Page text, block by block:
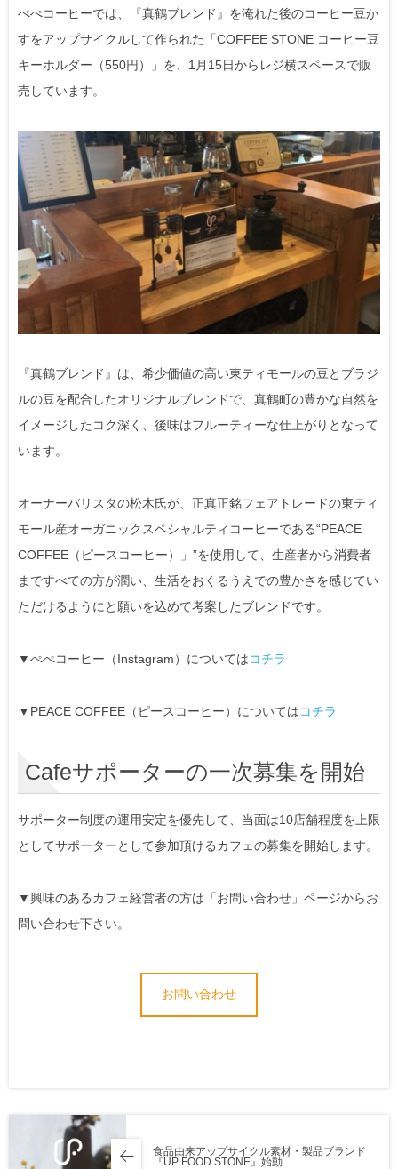
ぺぺコーヒーでは、『真鶴ブレンド』を淹れた後のコーヒー豆か
すをアップサイクルして作られた「COFFEE STONE コーヒー豆
キーホルダー（550円）」を、1月15日からレジ横スペースで販
売しています。
『真鶴ブレンド』は、希少価値の高い東ティモールの豆とブラジ
ルの豆を配合したオリジナルブレンドで、真鶴町の豊かな自然を
イメージしたコク深く、後味はフルーティーな仕上がりとなって
います。
オーナーバリスタの松木氏が、正真正銘フェアトレードの東ティ
モール産オーガニックスペシャルティコーヒーである“PEACE
COFFEE（ピースコーヒー）」”を使用して、生産者から消費者
まですべての方が潤い、生活をおくるうえでの豊かさを感じてい
ただけるようにと願いを込めて考案したブレンドです。
▼ぺぺコーヒー（Instagram）についてはコチラ
▼PEACE COFFEE（ピースコーヒー）についてはコチラ
Cafeサポーターの一次募集を開始
サポーター制度の運用安定を優先して、当面は10店舗程度を上限
としてサポーターとして参加頂けるカフェの募集を開始します。
▼興味のあるカフェ経営者の方は「お問い合わせ」ページからお
問い合わせ下さい。
お問い合わせ
食品由来アップサイクル素材・製品ブランド
『UP FOOD STONE』始動